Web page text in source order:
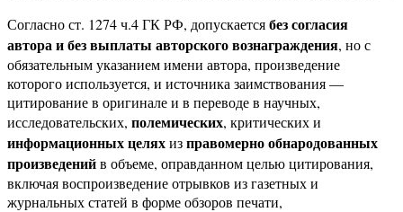
Согласно ст. 1274 ч.4 ГК РФ, допускаетсябез согласия
автора и без выплаты авторского вознаграждения, но с
обязательным указанием имени автора, произведение
которого используется, и источника заимствования —
цитирование в оригинале и в переводе в научных,
исследовательских, полемических, критических и
информационных целяхизправомерно обнародованных
произведенийв объеме, оправданном целью цитирования,
включая воспроизведение отрывков из газетных и
журнальных статей в форме обзоров печати,